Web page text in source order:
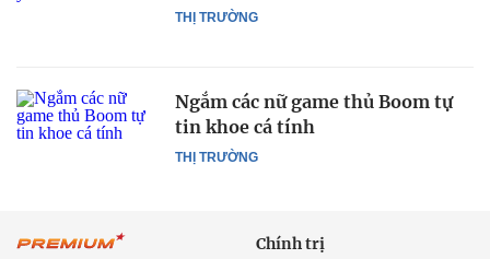
THỊ TRƯỜNG
THỊ TRƯỜNG
Ngắm các nữ game thủ Boom tự
tin khoe cá tính
Chính trị